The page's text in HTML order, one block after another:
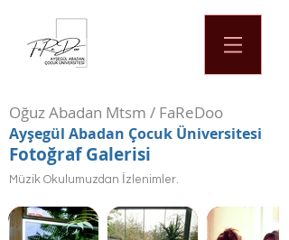
Oğuz Abadan Mtsm / FaReDoo
Ayşegül Abadan Çocuk Üniversitesi
Fotoğraf Galerisi
Müzik Okulumuzdan İzlenimler.